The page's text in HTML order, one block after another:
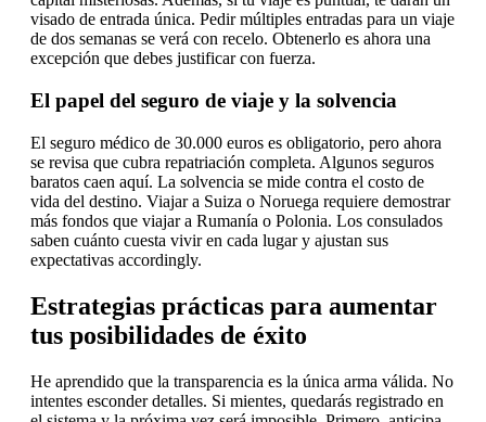
visado de entrada única. Pedir múltiples entradas para un viaje
de dos semanas se verá con recelo. Obtenerlo es ahora una
excepción que debes justificar con fuerza.
El papel del seguro de viaje y la solvencia
El seguro médico de 30.000 euros es obligatorio, pero ahora
se revisa que cubra repatriación completa. Algunos seguros
baratos caen aquí. La solvencia se mide contra el costo de
vida del destino. Viajar a Suiza o Noruega requiere demostrar
más fondos que viajar a Rumanía o Polonia. Los consulados
saben cuánto cuesta vivir en cada lugar y ajustan sus
expectativas accordingly.
Estrategias prácticas para aumentar
tus posibilidades de éxito
He aprendido que la transparencia es la única arma válida. No
intentes esconder detalles. Si mientes, quedarás registrado en